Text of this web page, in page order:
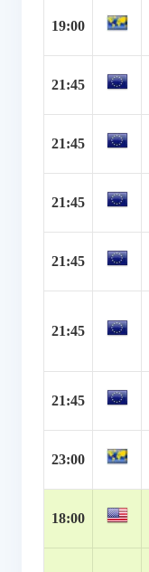
19:00
21:45
21:45
21:45
21:45
21:45
21:45
23:00
18:00